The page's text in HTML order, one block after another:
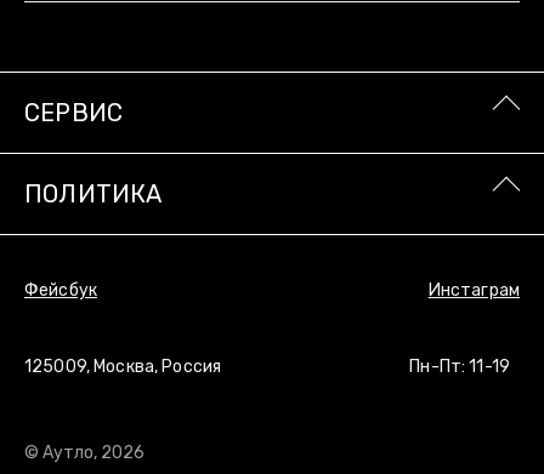
125009, Москва, Россия Пн-Пт: 11-19
СЕРВИС
ПОЛИТИКА
Фейсбук Инстаграм
© Аутло, 2026